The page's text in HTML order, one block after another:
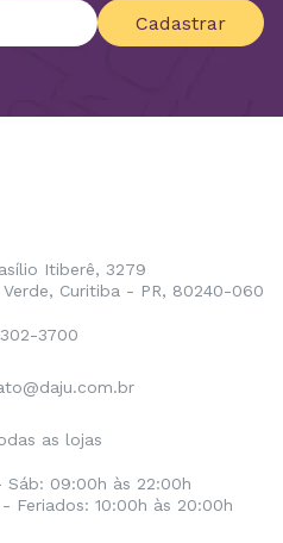
Cadastrar
Itiberê, 3279
Verde, Curitiba - PR, 80240-060
3700
as lojas
Sáb: 09:00h às 22:00h
Feriados: 10:00h às 20:00h